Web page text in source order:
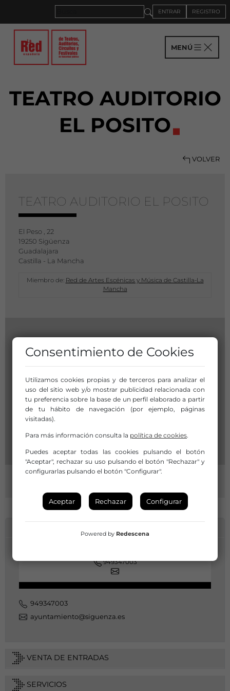
ENTRAR REGISTRO
MENÚ
TEATRO AUDITORIO
EL POSITO
VOLVER
TEATRO AUDITORIO EL POSITO
El Peso , 22
19250 Sigüenza
Guadalajara
Castilla - La Mancha
Miembro de: Red de Artes Escénicas y Música de Castilla-La
Mancha
949347003
949347003
ayuntamiento@siguenza.es
VENTA DE ENTRADAS
SERVICIOS
Consentimiento de Cookies
Utilizamos cookies propias y de terceros para analizar el
uso del sitio web y/o mostrar publicidad relacionada con
tu preferencia sobre la base de un perfil elaborado a partir
de tu hábito de navegación (por ejemplo, páginas
visitadas).
Para más información consulta la política de cookies.
Puedes aceptar todas las cookies pulsando el botón
"Aceptar", rechazar su uso pulsando el botón "Rechazar" y
configurarlas pulsando el botón "Configurar".
Aceptar Rechazar Configurar
Powered by Redescena